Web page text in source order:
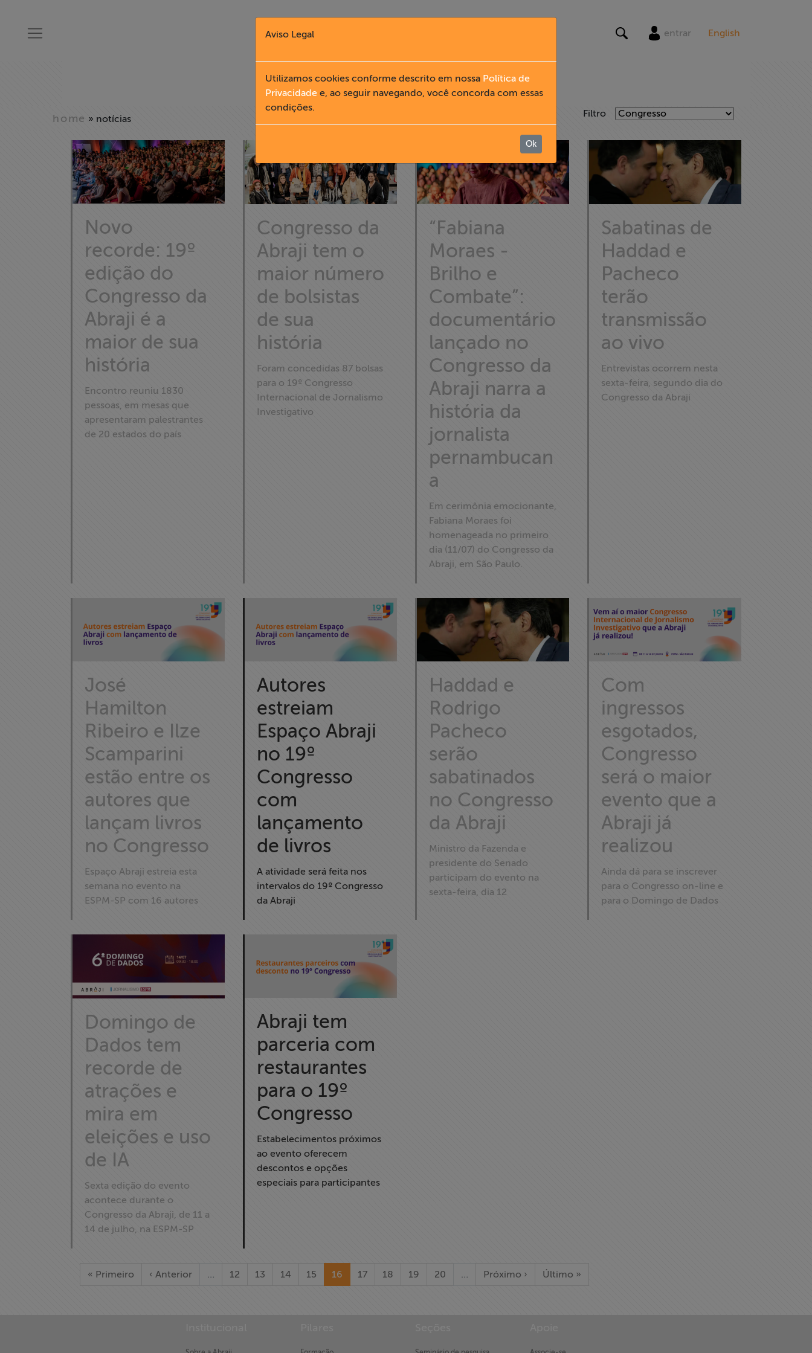
Homenageados
entrar English
NOTÍCIAS
home » notícias Filtro
Novo
recorde: 19º
edição do
Congresso da
Abraji é a
maior de sua
história
Encontro reuniu 1830
pessoas, em mesas que
apresentaram palestrantes
de 20 estados do país
Congresso da
Abraji tem o
maior número
de bolsistas
de sua
história
Foram concedidas 87 bolsas
para o 19º Congresso
Internacional de Jornalismo
Investigativo
“Fabiana
Moraes -
Brilho e
Combate”:
documentário
lançado no
Congresso da
Abraji narra a
história da
jornalista
pernambucan
a
Em cerimônia emocionante,
Fabiana Moraes foi
homenageada no primeiro
dia (11/07) do Congresso da
Abraji, em São Paulo.
Sabatinas de
Haddad e
Pacheco
terão
transmissão
ao vivo
Entrevistas ocorrem nesta
sexta-feira, segundo dia do
Congresso da Abraji
José
Hamilton
Ribeiro e Ilze
Scamparini
estão entre os
autores que
lançam livros
no Congresso
Espaço Abraji estreia esta
semana no evento na
ESPM-SP com 16 autores
Autores
estreiam
Espaço Abraji
no 19º
Congresso
com
lançamento
de livros
A atividade será feita nos
intervalos do 19º Congresso
da Abraji
Haddad e
Rodrigo
Pacheco
serão
sabatinados
no Congresso
da Abraji
Ministro da Fazenda e
presidente do Senado
participam do evento na
sexta-feira, dia 12
Com
ingressos
esgotados,
Congresso
será o maior
evento que a
Abraji já
realizou
Ainda dá para se inscrever
para o Congresso on-line e
para o Domingo de Dados
Domingo de
Dados tem
recorde de
atrações e
mira em
eleições e uso
de IA
Sexta edição do evento
acontece durante o
Congresso da Abraji, de 11 a
14 de julho, na ESPM-SP
Abraji tem
parceria com
restaurantes
para o 19º
Congresso
Estabelecimentos próximos
ao evento oferecem
descontos e opções
especiais para participantes
« Primeiro ‹ Anterior … 12 13 14 15 16 17 18 19 20 … Próximo › Último »
Aviso Legal
Utilizamos cookies conforme descrito em nossa Política de
Privacidade e, ao seguir navegando, você concorda com essas
condições.
Ok